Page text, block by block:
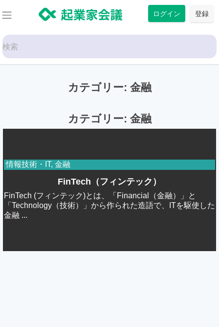
ン
テ
ン
プ
Search
for:
ログイン 登録
カテゴリー: 金融
カテゴリー: 金融
情報技術・IT, 金融
FinTech（フィンテック）
FinTech (フィンテック)とは、「Financial（金融）」と
「Technology（技術）」から作られた造語で、ITを駆使した
金融 ...